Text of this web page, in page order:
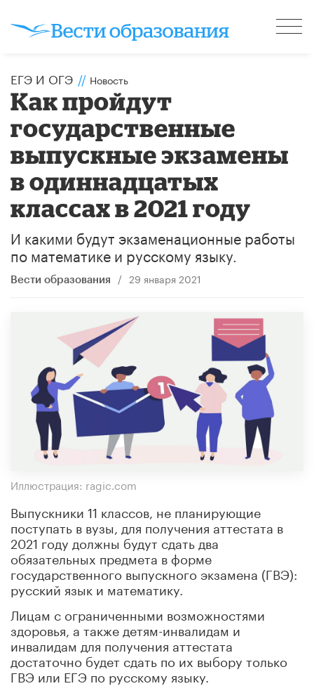
ЕГЭ И ОГЭ // Новость
Как пройдут
государственные
выпускные экзамены
в одиннадцатых
классах в 2021 году
И какими будут экзаменационные работы
по математике и русскому языку.
Вести образования / 29 января 2021
Иллюстрация: ragic.com
Выпускники 11 классов, не планирующие
поступать в вузы, для получения аттестата в
2021 году должны будут сдать два
обязательных предмета в форме
государственного выпускного экзамена (ГВЭ):
русский язык и математику.
Лицам с ограниченными возможностями
здоровья, а также детям-инвалидам и
инвалидам для получения аттестата
достаточно будет сдать по их выбору только
ГВЭ или ЕГЭ по русскому языку.